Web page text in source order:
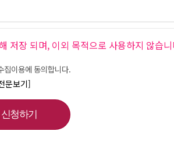
저장 되며, 이외 목적으로 사용하지 않습
집이용에 동의합니다.
문보기]